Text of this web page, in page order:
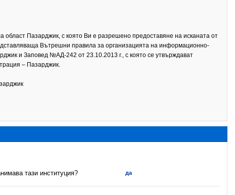
Пазарджик, с която Ви е разрешено предоставяне на исканата от
Вътрешни правила за организацията на информационно-
и Заповед №АД-242 от 23.10.2013 г., с която се утвърждават
– Пазарджик.
тази институция? да